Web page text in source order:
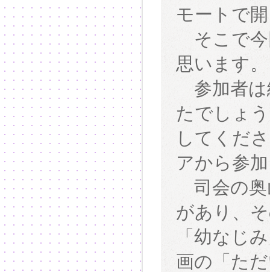
モートで
そこで今
思います。
参加者は
たでしょ
してくだ
アから参
司会の奥
があり、
「幼なじ
画の「た